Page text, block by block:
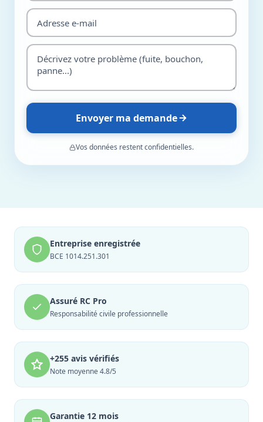
Envoyer ma demande
Vos données restent confidentielles.
Entreprise enregistrée
BCE 1014.251.301
Assuré RC Pro
Responsabilité civile professionnelle
+255 avis vérifiés
Note moyenne 4.8/5
Garantie 12 mois